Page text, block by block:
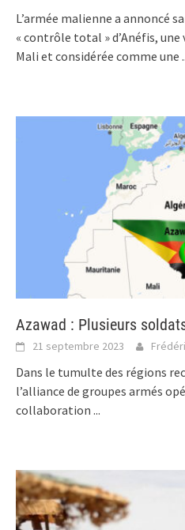
L’armée malienne a annoncé
« contrôle total » d’Anéfis,
Mali et considérée comme une
Azawad : Plusieurs
21 septembre 2023
Dans le tumulte des régions
l’alliance de groupes armés
collaboration ...